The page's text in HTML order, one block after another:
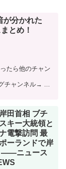
が分かれた
とめ！
たら他のチャン
チャンネル→ ...
田首相 ブチ
キー大統領と
電撃訪問 最
ーランドで岸
――ニュース